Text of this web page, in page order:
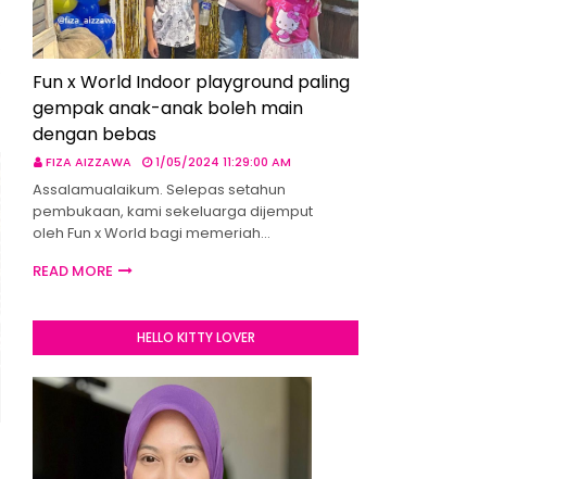
Fun x World Indoor playground paling
gempak anak-anak boleh main
dengan bebas
FIZA AIZZAWA 1/05/2024 11:29:00 AM
Assalamualaikum. Selepas setahun
pembukaan, kami sekeluarga dijemput
oleh Fun x World bagi memeriah…
READ MORE
HELLO KITTY LOVER